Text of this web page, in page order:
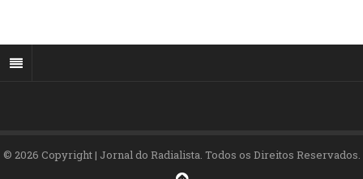
© 2026 Copyright | Jornal do Radialista. Todos os Direitos Reservados.